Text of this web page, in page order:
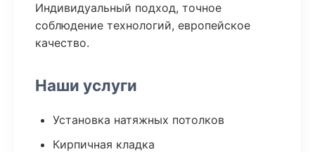
Индивидуальный подход, точное
соблюдение технологий, европейское
качество.
Наши услуги
Установка натяжных потолков
Кирпичная кладка